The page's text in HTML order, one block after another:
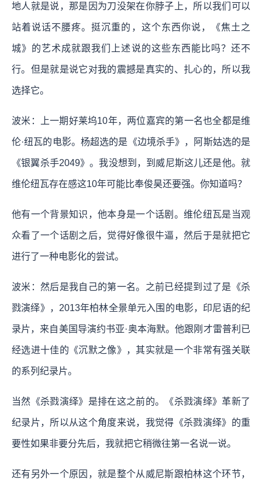
地人就是说，那是因为刀没架在你脖子上，所以我们可以
站着说话不腰疼。挺沉重的，这个东西你说，《焦土之
城》的艺术成就跟我们上述说的这些东西能比吗？还不
行。但是就是说它对我的震撼是真实的、扎心的，所以我
选择它。
波米：上一期好莱坞10年，两位嘉宾的第一名也全都是维
伦·纽瓦的电影。杨超选的是《边境杀手》，阿斯姑选的是
《银翼杀手2049》。我没想到，到威尼斯这儿还是他。就
维伦纽瓦存在感这10年可能比奉俊昊还要强。你知道吗？
他有一个背景知识，他本身是一个话剧。维伦纽瓦是当观
众看了一个话剧之后，觉得好像很牛逼，然后于是就把它
进行了一种电影化的尝试。
波米：然后是我自己的第一名。之前已经提到过了是《杀
戮演绎》，2013年柏林全景单元入围的电影，印尼语的纪
录片，来自美国导演约书亚·奥本海默。他跟刚才雷普利已
经选进十佳的《沉默之像》，其实就是一个非常有强关联
的系列纪录片。
当然《杀戮演绎》是排在这之前的。《杀戮演绎》革新了
纪录片，所以从这个角度来说，我觉得《杀戮演绎》的重
要性如果非要分先后，我就把它稍微往第一名说一说。
还有另外一个原因，就是整个从威尼斯跟柏林这个环节，